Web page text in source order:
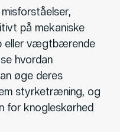
på mekaniske
eller vægtbærende
hvordan
øge deres
styrketræning, og
for knogleskørhed